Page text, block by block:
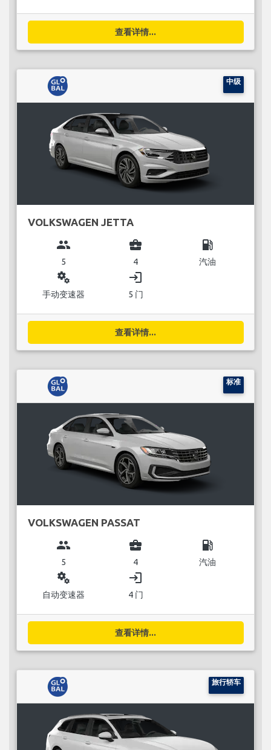
查看详情...
中级
VOLKSWAGEN JETTA
group
5
business_center
4
local_gas_station
汽油
miscellaneous_services
手动变速器
login
5 门
查看详情...
标准
VOLKSWAGEN PASSAT
group
5
business_center
4
local_gas_station
汽油
miscellaneous_services
自动变速器
login
4 门
查看详情...
旅行轿车